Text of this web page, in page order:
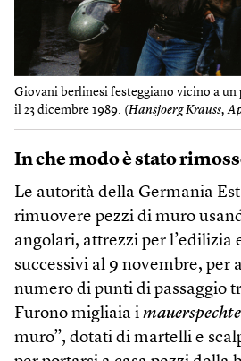
Giovani berlinesi festeggiano vicino a un
il 23 dicembre 1989. (Hansjoerg Krauss,
In che modo è stato
Le autorità della Germania
rimuovere pezzi di muro
angolari, attrezzi per l’edilizia
successivi al 9 novembre, per
numero di punti di passaggio
Furono migliaia i mauerspechte
muro”, dotati di martelli e